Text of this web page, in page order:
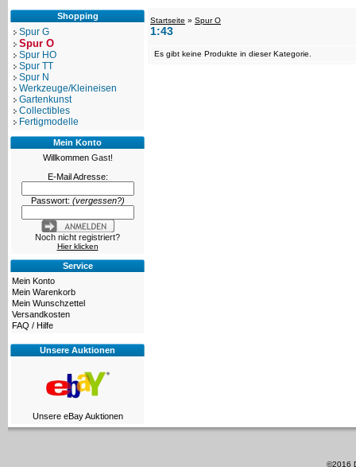
Shopping
Spur G
Spur O
Spur HO
Spur TT
Spur N
Werkzeuge/Kleineisen
Gartenkunst
Collectibles
Fertigmodelle
Mein Konto
Willkommen Gast!
E-Mail Adresse:
Passwort: (vergessen?)
Noch nicht registriert?
Hier klicken
Service
Mein Konto
Mein Warenkorb
Mein Wunschzettel
Versandkosten
FAQ / Hilfe
Unsere Auktionen
Unsere eBay Auktionen
Startseite » Spur O
1:43
Es gibt keine Produkte in dieser Kategorie.
©2016